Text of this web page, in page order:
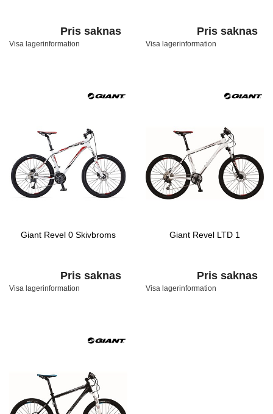
Pris saknas
Visa lagerinformation
Pris saknas
Visa lagerinformation
Giant Revel 0 Skivbroms
Pris saknas
Visa lagerinformation
Giant Revel LTD 1
Pris saknas
Visa lagerinformation